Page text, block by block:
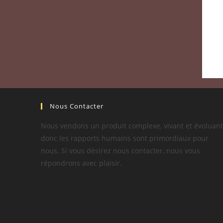
Nous Contacter
Nous vendons un produit complexe, vivant et
donc les rapports humains sont primordiaux pour
nous. Si vous désirez nous contacter, nous vous
répondrons avec plaisir.